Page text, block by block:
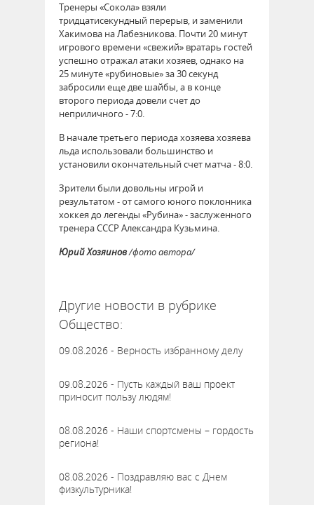
Тренеры «Сокола» взяли
тридцатисекундный перерыв, и заменили
Хакимова на Лабезникова. Почти 20 минут
игрового времени «свежий» вратарь гостей
успешно отражал атаки хозяев, однако на
25 минуте «рубиновые» за 30 секунд
забросили еще две шайбы, а в конце
второго периода довели счет до
неприличного - 7:0.
В начале третьего периода хозяева хозяева
льда использовали большинство и
установили окончательный счет матча - 8:0.
Зрители были довольны игрой и
результатом - от самого юного поклонника
хоккея до легенды «Рубина» - заслуженного
тренера СССР Александра Кузьмина.
Юрий Хозяинов/фото автора/
Другие новости в рубрике
Общество:
09.08.2026 - Верность избранному делу
09.08.2026 - Пусть каждый ваш проект
приносит пользу людям!
08.08.2026 - Наши спортсмены – гордость
региона!
08.08.2026 - Поздравляю вас с Днем
физкультурника!